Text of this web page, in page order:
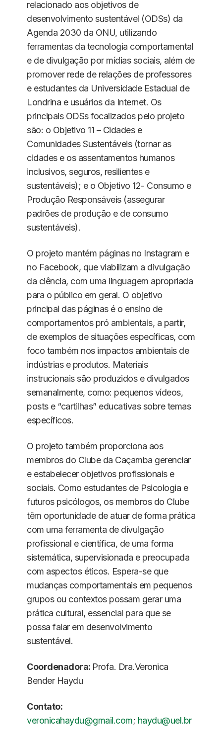
relacionado aos objetivos de
desenvolvimento sustentável (ODSs) da
Agenda 2030 da ONU, utilizando
ferramentas da tecnologia comportamental
e de divulgação por mídias sociais, além de
promover rede de relações de professores
e estudantes da Universidade Estadual de
Londrina e usuários da Internet. Os
principais ODSs focalizados pelo projeto
são: o Objetivo 11 – Cidades e
Comunidades Sustentáveis (tornar as
cidades e os assentamentos humanos
inclusivos, seguros, resilientes e
sustentáveis); e o Objetivo 12- Consumo e
Produção Responsáveis (assegurar
padrões de produção e de consumo
sustentáveis).
O projeto mantém páginas no Instagram e
no Facebook, que viabilizam a divulgação
da ciência, com uma linguagem apropriada
para o público em geral. O objetivo
principal das páginas é o ensino de
comportamentos pró ambientais, a partir,
de exemplos de situações específicas, com
foco também nos impactos ambientais de
indústrias e produtos. Materiais
instrucionais são produzidos e divulgados
semanalmente, como: pequenos vídeos,
posts e “cartilhas” educativas sobre temas
específicos.
O projeto também proporciona aos
membros do Clube da Caçamba gerenciar
e estabelecer objetivos profissionais e
sociais. Como estudantes de Psicologia e
futuros psicólogos, os membros do Clube
têm oportunidade de atuar de forma prática
com uma ferramenta de divulgação
profissional e científica, de uma forma
sistemática, supervisionada e preocupada
com aspectos éticos. Espera-se que
mudanças comportamentais em pequenos
grupos ou contextos possam gerar uma
prática cultural, essencial para que se
possa falar em desenvolvimento
sustentável.
Coordenadora: Profa. Dra.Veronica
Bender Haydu
Contato:
veronicahaydu@gmail.com; haydu@uel.br